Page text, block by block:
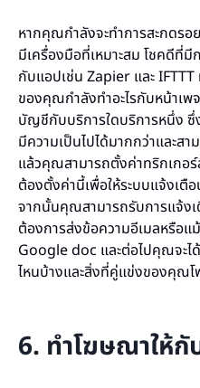
หากคุณกำลังจะทำการสะกดร
มีเครื่องมือที่เหมาะสม โชคดีที่
กับแอปเช่น Zapier และ
ของคุณกำลังทำอะไรกับหน้าเ
บัญชีกับบริการใดบริการหนึ่ง ซึ่
มีความเป็นไปได้มากกว่าและส
แล้วคุณสามารถตั้งค่าทริกเกอ
ต้องตั้งค่านี้เพื่อให้ระบบแจ้งเ
จากนั้นคุณสามารถรับการแจ้ง
ต้องการส่งข้อความอีเมลหรือแ
Google doc และต่อไปคุณจะไ
ไหนบ้างและสิ่งที่คู่แข่งของคุณ
6. ทำโฆษณาให้